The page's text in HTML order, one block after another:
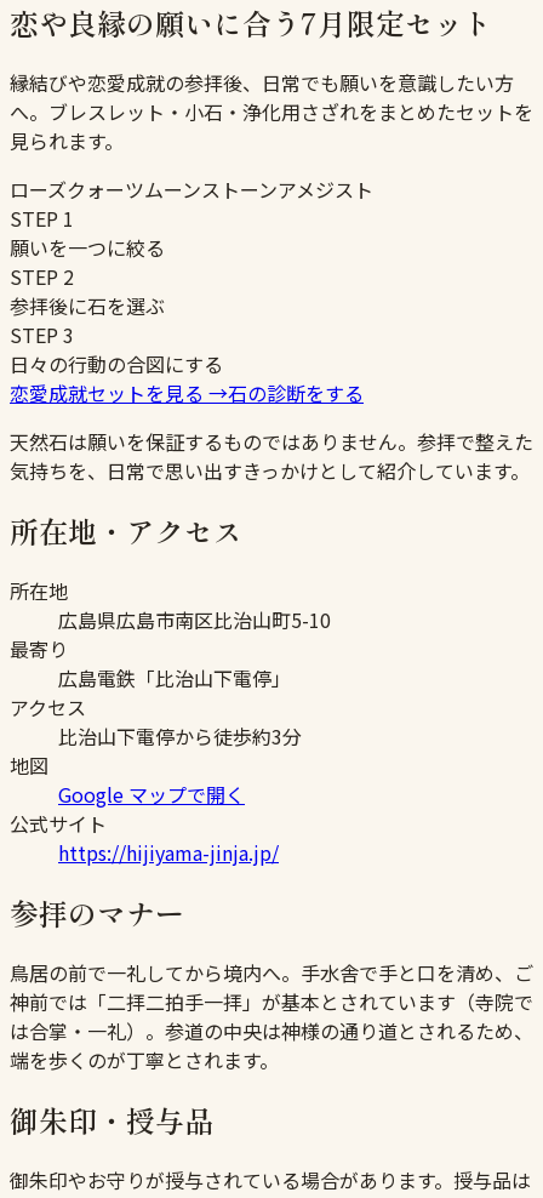
恋や良縁の願いに合う7月限定セット
縁結びや恋愛成就の参拝後、日常でも願いを意識したい方
へ。ブレスレット・小石・浄化用さざれをまとめたセットを
見られます。
ローズクォーツムーンストーンアメジスト
STEP 1
願いを一つに絞る
STEP 2
参拝後に石を選ぶ
STEP3
日々の行動の合図にする
恋愛成就セットを見る →石の診断をする
天然石は願いを保証するものではありません。参拝で整えた
気持ちを、日常で思い出すきっかけとして紹介しています。
所在地・アクセス
所在地
広島県広島市南区比治山町5-10
最寄り
広島電鉄「比治山下電停」
アクセス
比治山下電停から徒歩約3分
地図
Google マップで開く
公式サイト
https://hijiyama-jinja.jp/
参拝のマナー
鳥居の前で一礼してから境内へ。手水舎で手と口を清め、ご
神前では「二拝二拍手一拝」が基本とされています（寺院で
は合掌・一礼）。参道の中央は神様の通り道とされるため、
端を歩くのが丁寧とされます。
御朱印・授与品
御朱印やお守りが授与されている場合があります。授与品は